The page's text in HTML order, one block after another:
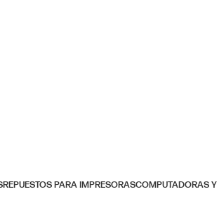
REPUESTOS PARA IMPRESORASCOMPUTADORAS